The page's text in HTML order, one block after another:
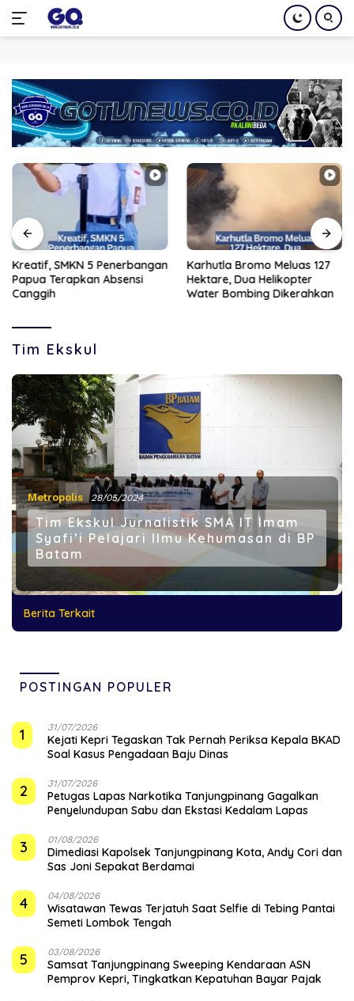
konten
Kreatif, SMKN 5 Penerbangan
Papua Terapkan Absensi
Canggih
Karhutla Bromo Meluas 127
Hektare, Dua Helikopter
Water Bombing Dikerahkan
Tim Ekskul
Metropolis 28/05/2024
Tim Ekskul Jurnalistik SMA IT Imam
Syafi’i Pelajari Ilmu Kehumasan di BP
Batam
Berita Terkait
POSTINGAN POPULER
1 31/07/2026
Kejati Kepri Tegaskan Tak Pernah Periksa Kepala BKAD
Soal Kasus Pengadaan Baju Dinas
2 31/07/2026
Petugas Lapas Narkotika Tanjungpinang Gagalkan
Penyelundupan Sabu dan Ekstasi Kedalam Lapas
3 01/08/2026
Dimediasi Kapolsek Tanjungpinang Kota, Andy Cori dan
Sas Joni Sepakat Berdamai
4 04/08/2026
Wisatawan Tewas Terjatuh Saat Selfie di Tebing Pantai
Semeti Lombok Tengah
5 03/08/2026
Samsat Tanjungpinang Sweeping Kendaraan ASN
Pemprov Kepri, Tingkatkan Kepatuhan Bayar Pajak